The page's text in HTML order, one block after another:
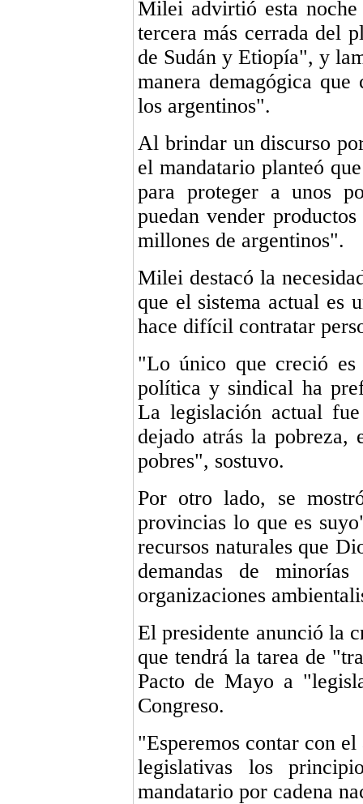
Milei advirtió esta
tercera más cerrada del
de Sudán y Etiopía", y
manera demagógica
los argentinos".
Al brindar un discurso
el mandatario planteó
para proteger a unos
puedan vender
millones de argentinos".
Milei destacó la
que el sistema actual es
hace difícil contratar
"Lo único que creció
política y sindical ha
La legislación actual
dejado atrás la pobreza,
pobres", sostuvo.
Por otro lado, se
provincias lo que es
recursos naturales que
demandas de
organizaciones
El presidente anunció la
que tendrá la tarea de
Pacto de Mayo a
Congreso.
"Esperemos contar con
legislativas los
mandatario por cadena